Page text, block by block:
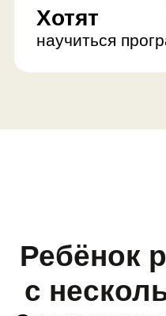
Ребёнок
с
Освоит
переменными,
сценарии,
спроектирует
спецэффекты,
улучшит